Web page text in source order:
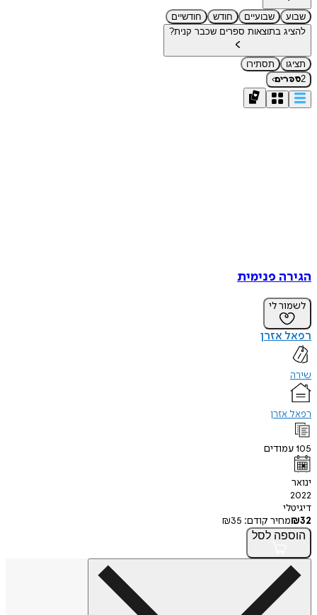
שבוע שבועיים חודש
חודשיים
להציג בתוצאות ספרים שכבר קנית?
תציגו
תסתירו
2ספרים›
הגירה פנימית
לשמור לי
רפאל אזרן
שירה
רפאל אזרן
105עמודים
ינואר
2022
דיגיטלי
₪32 מחיר קודם: ₪35
הוספה לסל